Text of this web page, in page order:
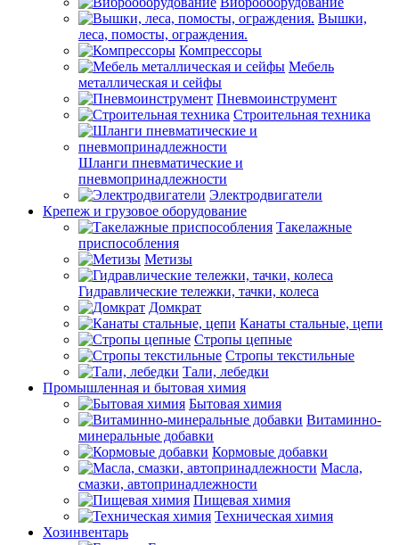
Вышки,
леса, помосты, ограждения.
Компрессоры
Мебель
металлическая и сейфы
Пневмоинструмент
Строительная техника
Шланги пневматические и
пневмопринадлежности
Электродвигатели
Крепеж и грузовое оборудование
Такелажные
приспособления
Метизы
Гидравлические тележки, тачки, колеса
Домкрат
Канаты стальные, цепи
Стропы цепные
Стропы текстильные
Тали, лебедки
Промышленная и бытовая химия
Бытовая химия
Витаминно-
минеральные добавки
Кормовые добавки
Масла,
смазки, автопринадлежности
Пищевая химия
Техническая химия
Хозинвентарь